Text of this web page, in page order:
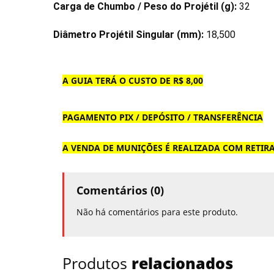
Carga de Chumbo / Peso do Projétil (g): 32
Diâmetro Projétil Singular (mm): 18,500
A GUIA TERÁ O CUSTO DE R$ 8,00
PAGAMENTO PIX / DEPÓSITO / TRANSFERÊNCIA
A VENDA DE MUNIÇÕES É REALIZADA COM
Comentários (0)
Não há comentários para este produto.
Produtos relacionados